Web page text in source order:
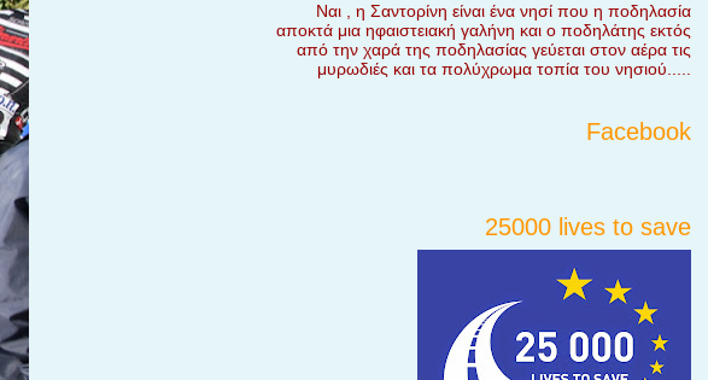
Ναι , η Σαντορίνη είναι ένα νησί που η ποδηλασία
αποκτά μια ηφαιστειακή γαλήνη και ο ποδηλάτης εκτός
από την χαρά της ποδηλασίας γεύεται στον αέρα τις
μυρωδιές και τα πολύχρωμα τοπία του νησιού.....
Facebook
25000 lives to save